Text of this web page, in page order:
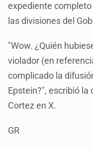
expediente
las divisiones del
"Wow. ¿Quién
violador (en
complicado la
Epstein?", escribió
Cortez en X.
GR